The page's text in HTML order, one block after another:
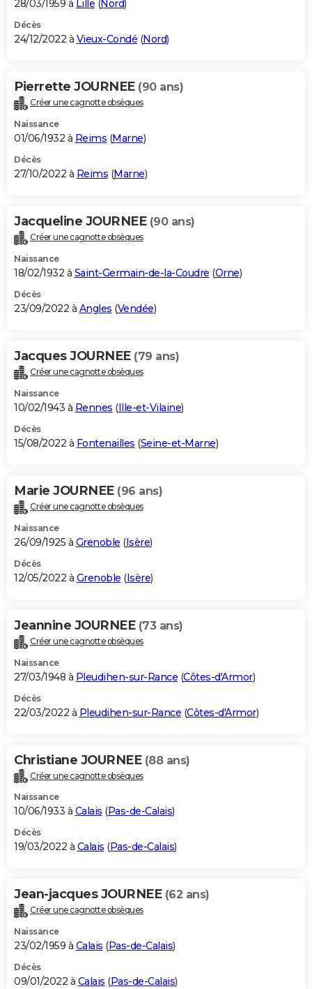
28/03/1959 à Lille (Nord)
Décès
24/12/2022 à Vieux-Condé (Nord)
Pierrette JOURNEE (90 ans)
Créer une cagnotte obsèques
Naissance
01/06/1932 à Reims (Marne)
Décès
27/10/2022 à Reims (Marne)
Jacqueline JOURNEE (90 ans)
Créer une cagnotte obsèques
Naissance
18/02/1932 à Saint-Germain-de-la-Coudre (Orne)
Décès
23/09/2022 à Angles (Vendée)
Jacques JOURNEE (79 ans)
Créer une cagnotte obsèques
Naissance
10/02/1943 à Rennes (Ille-et-Vilaine)
Décès
15/08/2022 à Fontenailles (Seine-et-Marne)
Marie JOURNEE (96 ans)
Créer une cagnotte obsèques
Naissance
26/09/1925 à Grenoble (Isère)
Décès
12/05/2022 à Grenoble (Isère)
Jeannine JOURNEE (73 ans)
Créer une cagnotte obsèques
Naissance
27/03/1948 à Pleudihen-sur-Rance (Côtes-d'Armor)
Décès
22/03/2022 à Pleudihen-sur-Rance (Côtes-d'Armor)
Christiane JOURNEE (88 ans)
Créer une cagnotte obsèques
Naissance
10/06/1933 à Calais (Pas-de-Calais)
Décès
19/03/2022 à Calais (Pas-de-Calais)
Jean-jacques JOURNEE (62 ans)
Créer une cagnotte obsèques
Naissance
23/02/1959 à Calais (Pas-de-Calais)
Décès
09/01/2022 à Calais (Pas-de-Calais)